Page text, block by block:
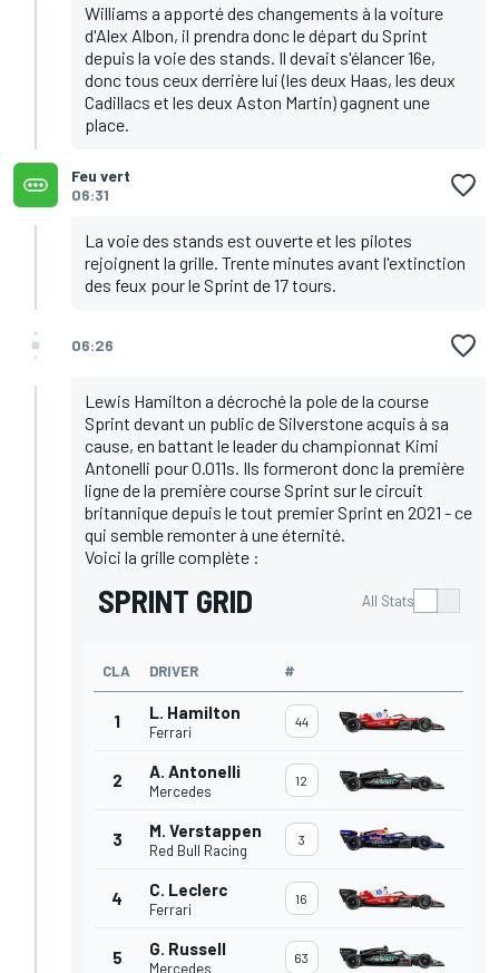
Williams a apporté des changements à la voiture
d'Alex Albon, il prendra donc le départ du Sprint
depuis la voie des stands. Il devait s'élancer 16e,
donc tous ceux derrière lui (les deux Haas, les deux
Cadillacs et les deux Aston Martin) gagnent une
place.
Feu vert
06:31
La voie des stands est ouverte et les pilotes
rejoignent la grille. Trente minutes avant l'extinction
des feux pour le Sprint de 17 tours.
06:26
Lewis Hamilton a décroché la pole de la course
Sprint devant un public de Silverstone acquis à sa
cause, en battant le leader du championnat Kimi
Antonelli pour 0.011s. Ils formeront donc la première
ligne de la première course Sprint sur le circuit
britannique depuis le tout premier Sprint en 2021 - ce
qui semble remonter à une éternité.
Voici la grille complète :
SPRINT GRID All Stats
CLA DRIVER #
1 L. Hamilton
Ferrari
44
2 A. Antonelli
Mercedes
12
3 M. Verstappen
Red Bull Racing
3
4 C. Leclerc
Ferrari
16
5 G. Russell
Mercedes
63